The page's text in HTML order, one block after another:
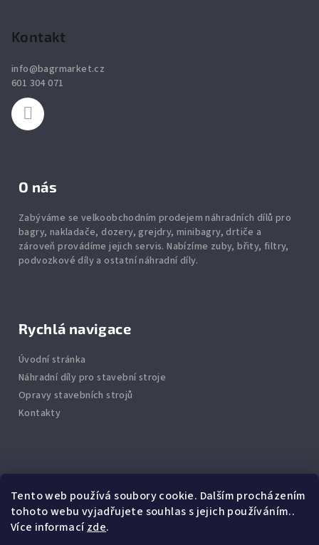
Tento web používá soubory cookie. Dalším procházením
tohoto webu vyjadřujete souhlas s jejich používáním..
Více informacízde.
Kontakt
info@bagrmarket.cz
601 304 071
O nás
Zabýváme se velkoobchodním prodejem náhradních dílů pro
bagry, nakladače, dozery, grejdry, minibagry, drtiče a
zároveň provádíme jejich servis. Nabízíme zuby,břity,filtry,
podvozkové díly a ostatní náhradní díly.
Rychlá navigace
Úvodní stránka
Náhradní díly pro stavební stroje
Opravy stavebních strojů
Kontakty
Jak nakupovat
Obchodní podmínky